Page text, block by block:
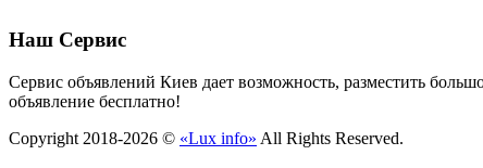
Наш Сервис
Сервис объявлений Киев дает возможность, разместить
объявление бесплатно!
Copyright 2018-2026 © «Lux info» All Rights Reserved.